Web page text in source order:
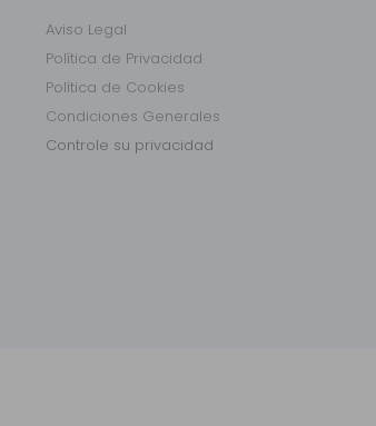
Aviso Legal
Política de Privacidad
Política de Cookies
Condiciones Generales
Controle su privacidad